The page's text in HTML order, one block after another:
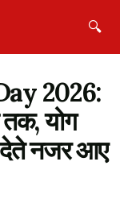
🔍
2026:
तक, योग
नजर आए